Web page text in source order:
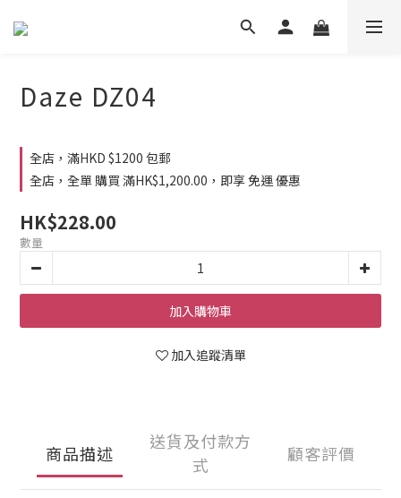
Daze DZ04
全店，滿HKD $1200 包郵
全店，全單 購買 滿HK$1,200.00，即享 免運 優惠
HK$228.00
數量
加入購物車
加入追蹤清單
商品描述
送貨及付款方
式
顧客評價